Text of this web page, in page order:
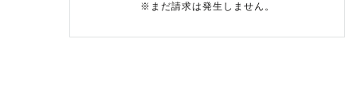
※まだ請求は発生しません。